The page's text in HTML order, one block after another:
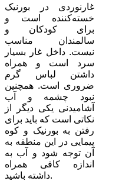
غارنوردی در بورنیک
خسته‌کننده است و
برای کودکان و
سالمندان مناسب
نیست. داخل غار بسیار
سرد است و همراه
داشتن لباس گرم
ضروری است. همچنین
نبود چشمه و آب
آشامیدنی یکی دیگر از
نکاتی است که باید برای
رفتن به بورنیک و کوه
پیمایی در این منطقه به
آن توجه شود و آب به
اندازه کافی همراه
داشته باشید.